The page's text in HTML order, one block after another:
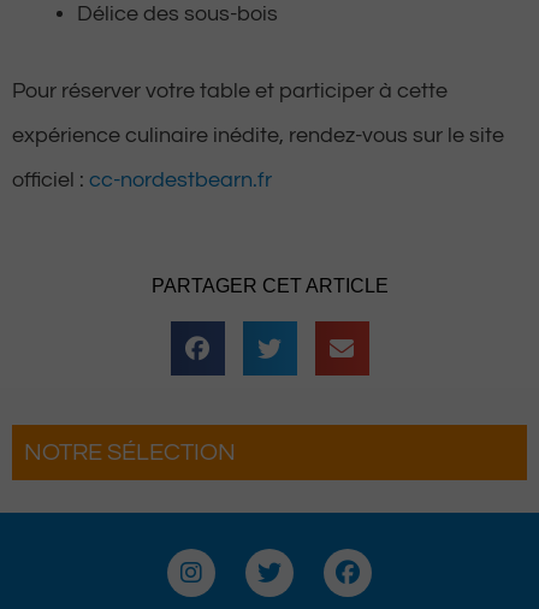
Délice des sous-bois
Pour réserver votre table et participer à cette
expérience culinaire inédite, rendez-vous sur le site
officiel : cc-nordestbearn.fr
PARTAGER CET ARTICLE
NOTRE SÉLECTION
Pau : La Fête du Roi fait son grand
pour une troisième édition
I
n
T
w
F
a